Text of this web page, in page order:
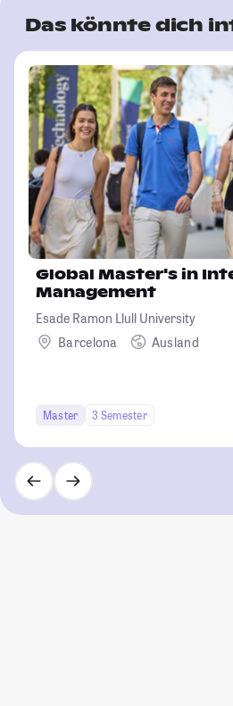
Das könnte dich
Global Master's in
Management
Esade Ramon Llull University
Barcelona
Ausland
Master 3 Semester